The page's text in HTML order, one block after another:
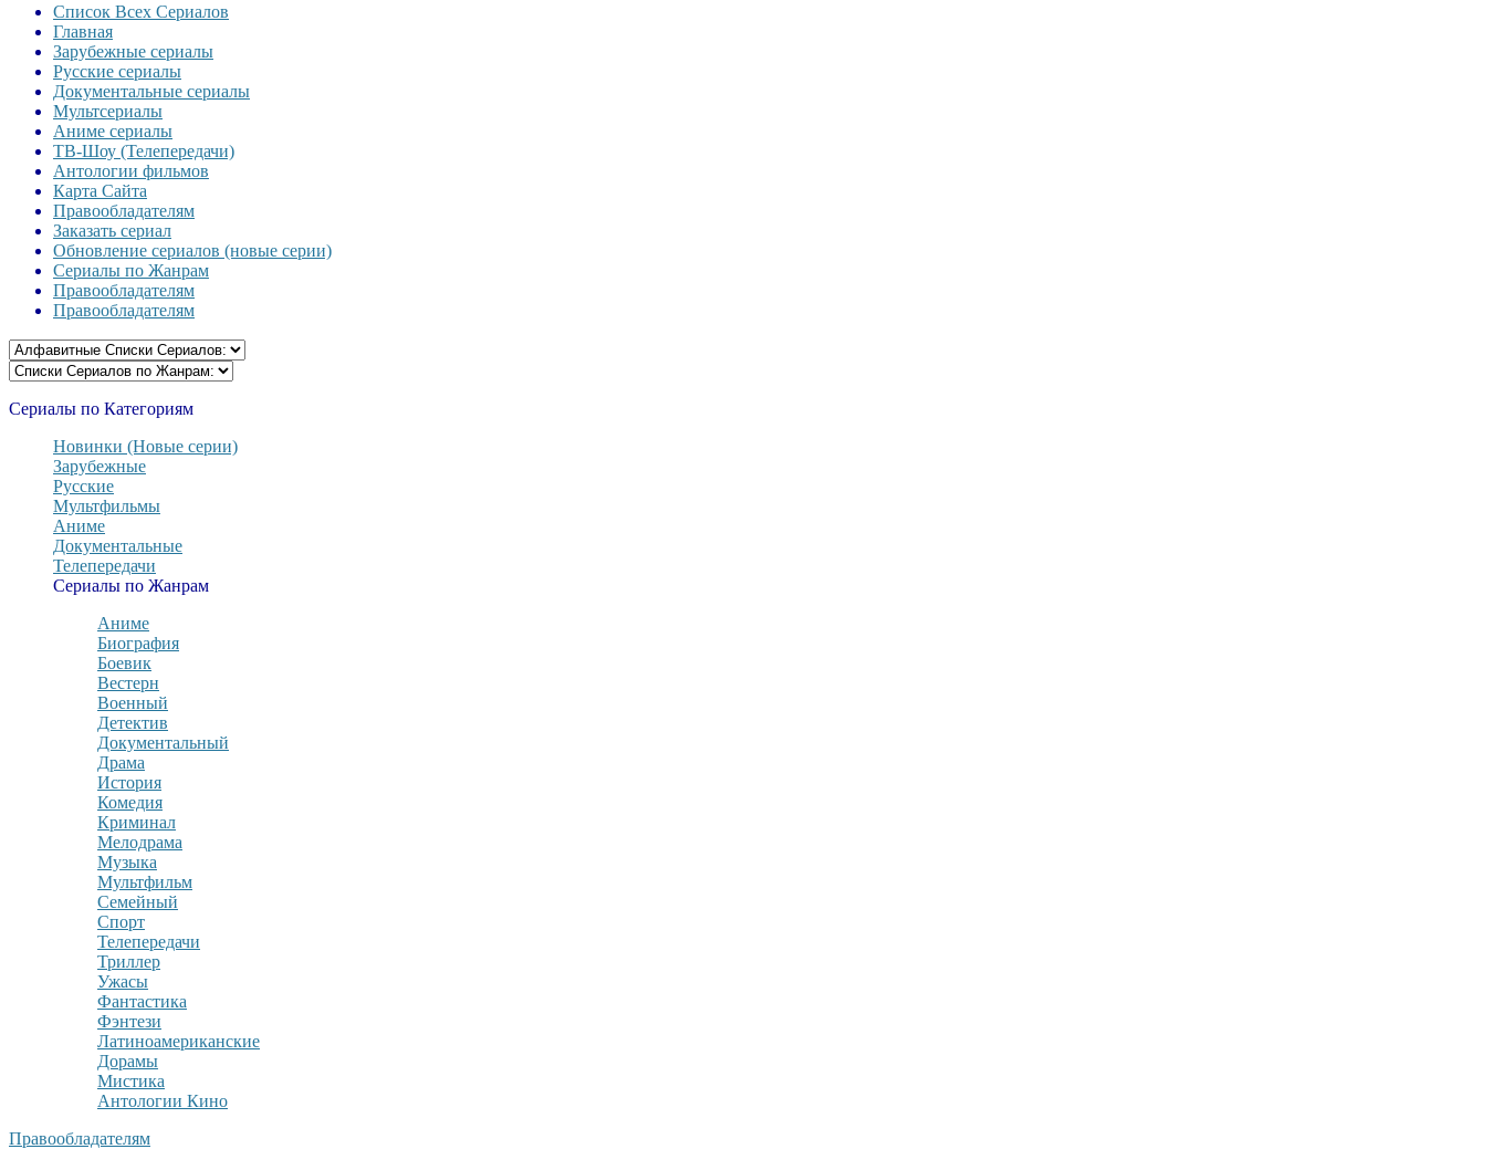
Список Всех Сериалов
Главная
Зарубежные сериалы
Русские сериалы
Документальные сериалы
Мультсериалы
Аниме сериалы
ТВ-Шоу (Телепередачи)
Антологии фильмов
Карта Сайта
Правообладателям
Заказать сериал
Обновление сериалов (новые серии)
Сериалы по Жанрам
Правообладателям
Правообладателям
Сериалы по Категориям
Новинки (Новые серии)
Зарубежные
Русские
Мультфильмы
Аниме
Документальные
Телепередачи
Сериалы по Жанрам
Аниме
Биография
Боевик
Вестерн
Военный
Детектив
Документальный
Драма
История
Комедия
Криминал
Мелодрама
Музыка
Мультфильм
Семейный
Спорт
Телепередачи
Триллер
Ужасы
Фантастика
Фэнтези
Латиноамериканские
Дорамы
Мистика
Антологии Кино
Правообладателям